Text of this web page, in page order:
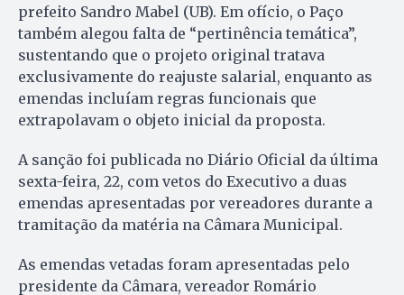
prefeito Sandro Mabel (UB). Em ofício, o Paço
também alegou falta de “pertinência temática”,
sustentando que o projeto original tratava
exclusivamente do reajuste salarial, enquanto as
emendas incluíam regras funcionais que
extrapolavam o objeto inicial da proposta.
A sanção foi publicada no Diário Oficial da última
sexta-feira, 22, com vetos do Executivo a duas
emendas apresentadas por vereadores durante a
tramitação da matéria na Câmara Municipal.
As emendas vetadas foram apresentadas pelo
presidente da Câmara, vereador Romário